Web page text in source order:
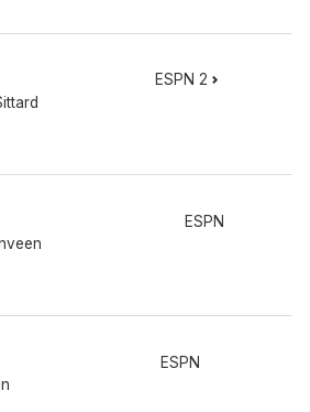
ESPN 2
ESPN
ESPN